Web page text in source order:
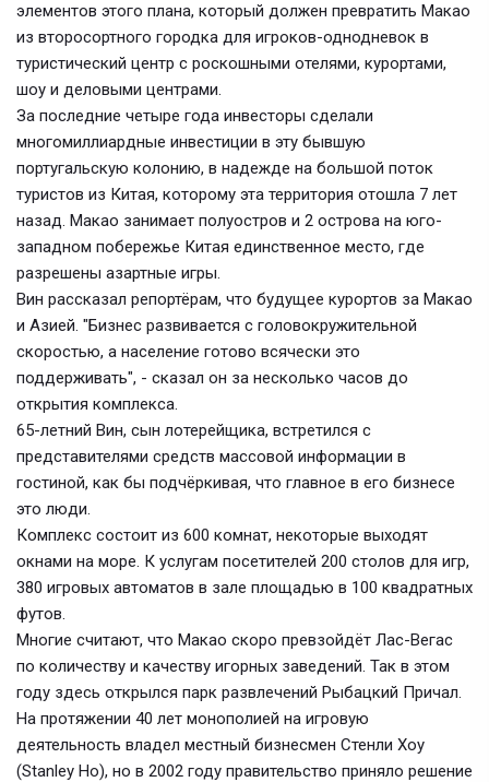
элементов этого плана, который должен превратить Макао
из второсортного городка для игроков-однодневок в
туристический центр с роскошными отелями, курортами,
шоу и деловыми центрами.
За последние четыре года инвесторы сделали
многомиллиардные инвестиции в эту бывшую
португальскую колонию, в надежде на большой поток
туристов из Китая, которому эта территория отошла 7 лет
назад. Макао занимает полуостров и 2 острова на юго-
западном побережье Китая единственное место, где
разрешены азартные игры.
Вин рассказал репортёрам, что будущее курортов за Макао
и Азией. "Бизнес развивается с головокружительной
скоростью, а население готово всячески это
поддерживать", - сказал он за несколько часов до
открытия комплекса.
65-летний Вин, сын лотерейщика, встретился с
представителями средств массовой информации в
гостиной, как бы подчёркивая, что главное в его бизнесе
это люди.
Комплекс состоит из 600 комнат, некоторые выходят
окнами на море. К услугам посетителей 200 столов для игр,
380 игровых автоматов в зале площадью в 100 квадратных
футов.
Многие считают, что Макао скоро превзойдёт Лас-Вегас
по количеству и качеству игорных заведений. Так в этом
году здесь открылся парк развлечений Рыбацкий Причал.
На протяжении 40 лет монополией на игровую
деятельность владел местный бизнесмен Стенли Хоу
(Stanley Ho), но в 2002 году правительство приняло решение